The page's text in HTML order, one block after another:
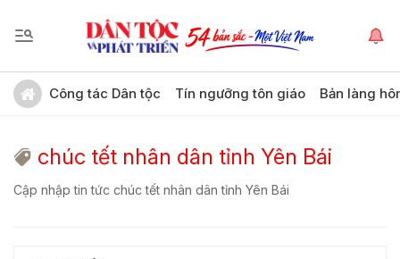
Công tác Dân tộc Tín ngưỡng tôn giáo Bản làng
chúc tết nhân dân tỉnh Yên Bái
Cập nhập tin tức chúc tết nhân dân tỉnh Yên Bái